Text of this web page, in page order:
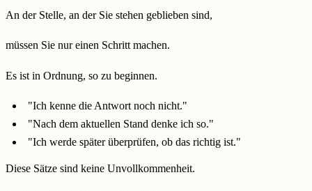
An der Stelle, an der Sie stehen geblieben sind,
müssen Sie nur einen Schritt machen.
Es ist in Ordnung, so zu beginnen.
"Ich kenne die Antwort noch nicht."
"Nach dem aktuellen Stand denke ich so."
"Ich werde später überprüfen, ob das richtig ist."
Diese Sätze sind keine Unvollkommenheit.